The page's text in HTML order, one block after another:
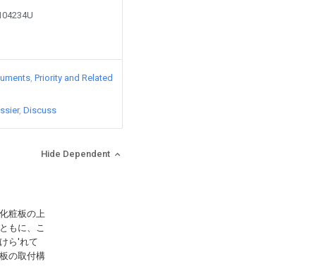
Priority and Related
Discuss
Hide Dependent
粧板の上
もに、こ
ら′れて
の取付構